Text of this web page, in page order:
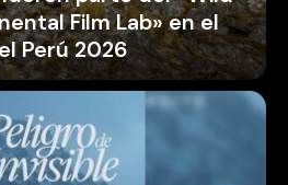
Film Lab» en el
Perú 2026